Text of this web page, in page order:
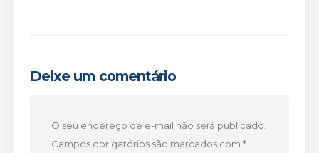
Deixe um comentário
O seu endereço de e-mail não será publicado.
Campos obrigatórios são marcados com*